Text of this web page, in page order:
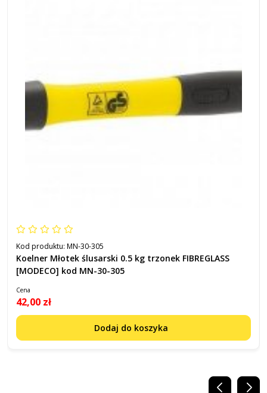
Kod produktu: MN-30-305
Koelner Młotek ślusarski 0.5 kg trzonek FIBREGLASS
[MODECO] kod MN-30-305
Cena
42,00 zł
Dodaj do koszyka